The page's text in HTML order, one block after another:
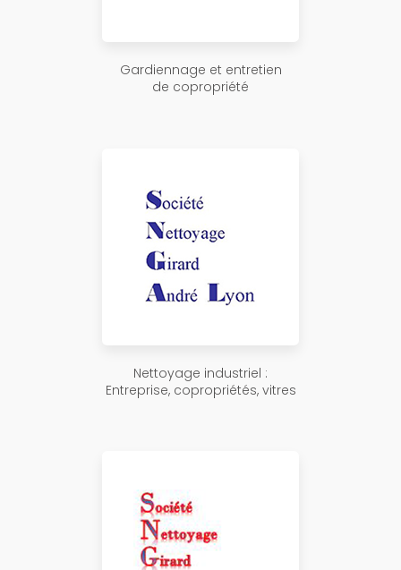
Gardiennage et entretien
de copropriété
Nettoyage industriel :
Entreprise, copropriétés, vitres